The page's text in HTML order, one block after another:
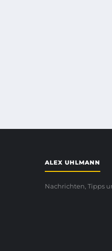
ALEX UHLMANN
Nachrichten, Tipps